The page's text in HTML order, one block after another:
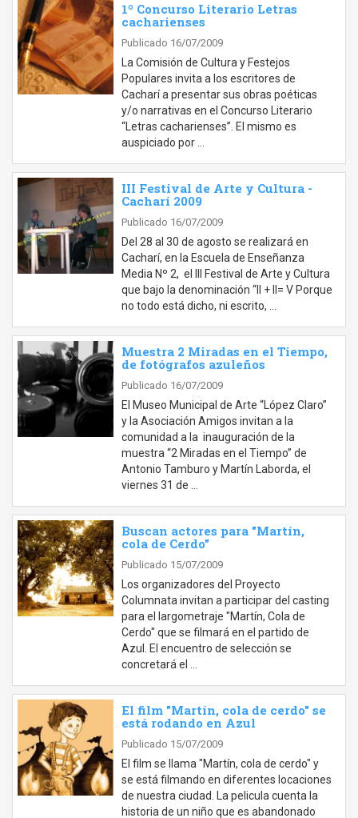
1º Concurso Literario Letras
cacharienses
Publicado 16/07/2009
La Comisión de Cultura y Festejos
Populares invita a los escritores de
Cacharí a presentar sus obras poéticas
y/o narrativas en el Concurso Literario
“Letras cacharienses”. El mismo es
auspiciado por …
III Festival de Arte y Cultura -
Cacharí 2009
Publicado 16/07/2009
Del 28 al 30 de agosto se realizará en
Cacharí, en la Escuela de Enseñanza
Media Nº 2, el III Festival de Arte y Cultura
que bajo la denominación “II + II= V Porque
no todo está dicho, ni escrito, …
Muestra 2 Miradas en el Tiempo,
de fotógrafos azuleños
Publicado 16/07/2009
El Museo Municipal de Arte “López Claro”
y la Asociación Amigos invitan a la
comunidad a la inauguración de la
muestra “2 Miradas en el Tiempo” de
Antonio Tamburo y Martín Laborda, el
viernes 31 de …
Buscan actores para "Martín,
cola de Cerdo"
Publicado 15/07/2009
Los organizadores del Proyecto
Columnata invitan a participar del casting
para el largometraje "Martín, Cola de
Cerdo" que se filmará en el partido de
Azul. El encuentro de selección se
concretará el …
El film "Martín, cola de cerdo" se
está rodando en Azul
Publicado 15/07/2009
El film se llama "Martín, cola de cerdo" y
se está filmando en diferentes locaciones
de nuestra ciudad. La pelicula cuenta la
historia de un niño que es abandonado